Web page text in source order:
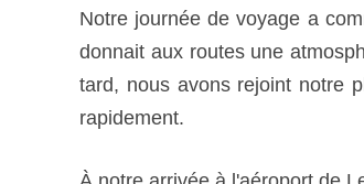
Notre journée de voyage a
donnait aux routes une
tard, nous avons rejoint notre
rapidement.